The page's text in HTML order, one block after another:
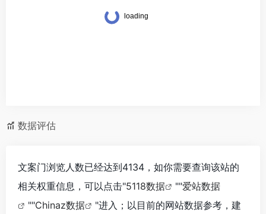
数据评估
文案门浏览人数已经达到4134，如你需要查询该站的
相关权重信息，可以点击"5118数据 ""爱站数据
""Chinaz数据
"进入；以目前的网站数据参考，建